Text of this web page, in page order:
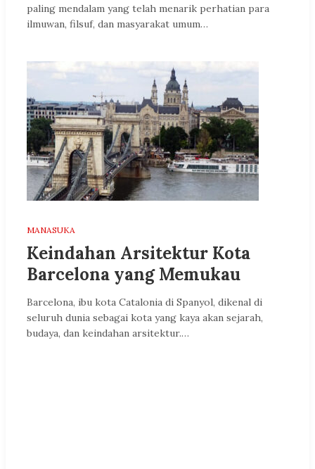
paling mendalam yang telah menarik perhatian para
ilmuwan, filsuf, dan masyarakat umum…
MANASUKA
Keindahan Arsitektur Kota
Barcelona yang Memukau
Barcelona, ibu kota Catalonia di Spanyol, dikenal di
seluruh dunia sebagai kota yang kaya akan sejarah,
budaya, dan keindahan arsitektur.…